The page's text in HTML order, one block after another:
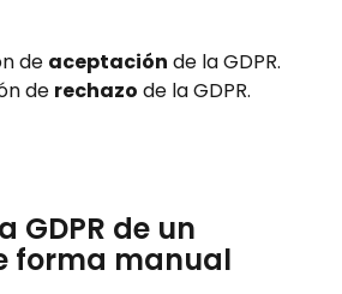
de aceptación de la GDPR.
de rechazo de la GDPR.
GDPR de un
forma manual